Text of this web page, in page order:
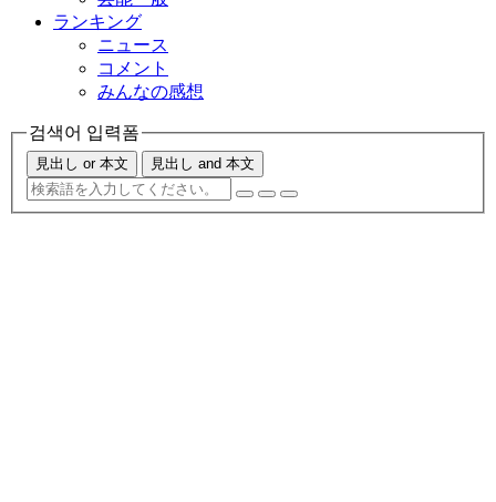
ランキング
ニュース
コメント
みんなの感想
검색어 입력폼
見出し or 本文 見出し and 本文